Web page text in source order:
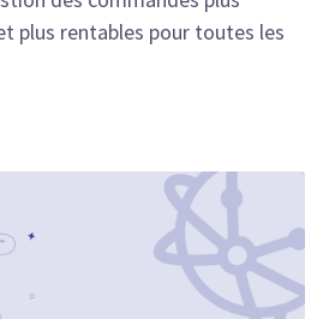
plus rentables pour toutes les